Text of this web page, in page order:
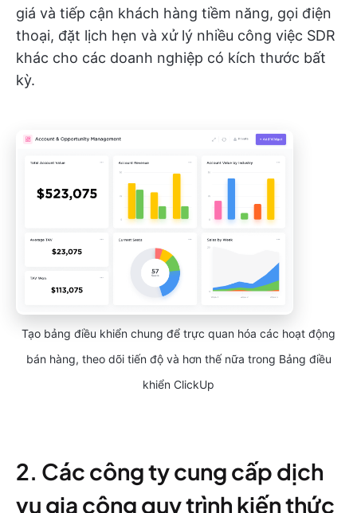
giá và tiếp cận khách hàng tiềm năng, gọi điện
thoại, đặt lịch hẹn và xử lý nhiều công việc SDR
khác cho các doanh nghiệp có kích thước bất
kỳ.
Tạo bảng điều khiển chung để trực quan hóa các hoạt động
bán hàng, theo dõi tiến độ và hơn thế nữa trong Bảng điều
khiển ClickUp
2. Các công ty cung cấp dịch
vụ gia công quy trình kiến thức